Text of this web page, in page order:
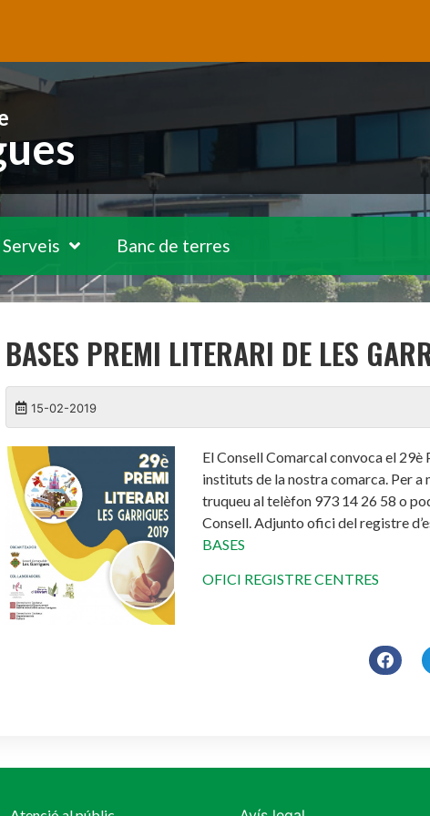
Serveis Banc de terres
BASES PREMI LITERARI DE LES
15-02-2019
El Consell Comarcal convoca el
instituts de la nostra comarca. Per a
truqueu al telèfon 973 14 26 58 o
Consell. Adjunto ofici del registre
BASES
OFICI REGISTRE CENTRES